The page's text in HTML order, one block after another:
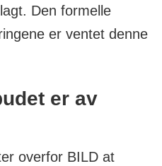
(eget EU-
Den formelle
er ventet denne
er av
overfor BILD at